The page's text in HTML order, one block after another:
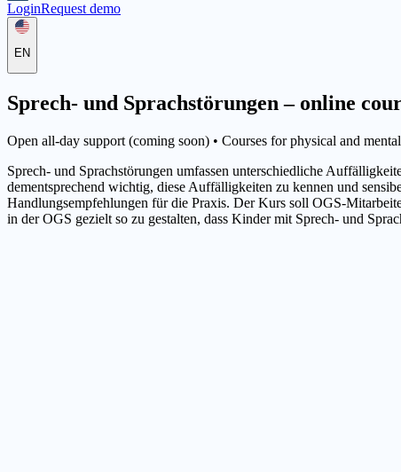
LoginRequest demo
EN
Sprech- und Sprachstörungen – online
Open all-day support (coming soon) • Courses for physical and
Sprech- und Sprachstörungen umfassen unterschiedliche
dementsprechend wichtig, diese Auffälligkeiten zu kennen und
Handlungsempfehlungen für die Praxis. Der Kurs soll OGS-
in der OGS gezielt so zu gestalten, dass Kinder mit Sprech- und